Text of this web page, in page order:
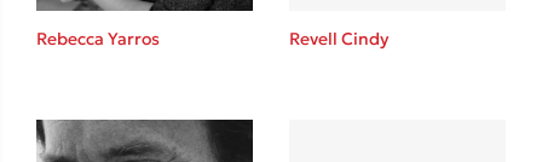
Rebecca Yarros Revell Cindy